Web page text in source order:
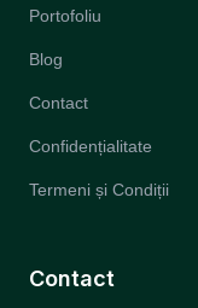
Portofoliu
Blog
Contact
Confidențialitate
Termeni și Condiții
Contact